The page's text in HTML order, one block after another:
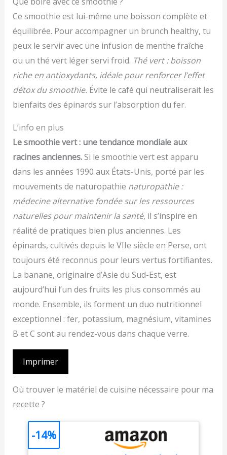
Ce smoothie est lui-même une boisson complète et
équilibrée. Pour accompagner un brunch healthy, tu
peux le servir avec une infusion de menthe fraîche
ou un thé vert léger servi froid. Thé vert : boisson
riche en antioxydants, idéale pour renforcer l’effet
détox du smoothie. Évite le café qui neutraliserait les
bienfaits des épinards sur l’absorption du fer.
L’info en plus
Le smoothie vert : une tendance mondiale aux
racines anciennes.Si le smoothie vert est apparu
dans les années 1990 aux États-Unis, porté par les
mouvements de naturopathie naturopathie :
médecine alternative fondée sur les ressources
naturelles pour maintenir la santé, il s’inspire en
réalité de pratiques bien plus anciennes. Les
épinards, cultivés depuis le VIIe siècle en Perse, ont
toujours été reconnus pour leurs vertus fortifiantes.
La banane, originaire d’Asie du Sud-Est, est
aujourd’hui l’un des fruits les plus consommés au
monde. Ensemble, ils forment un duo nutritionnel
exceptionnel : fer, potassium, magnésium, vitamines
B et C sont au rendez-vous dans chaque verre.
Imprimer
Où trouver le matériel de cuisine nécessaire pour ma
recette ?
-14%